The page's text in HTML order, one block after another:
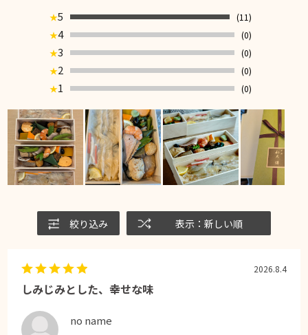
★5
(11)
★4
(0)
★3
(0)
★2
(0)
★1 (0)
絞り込み 表示：新しい順
しみじみとした、幸せな味
no name
2026.8.4